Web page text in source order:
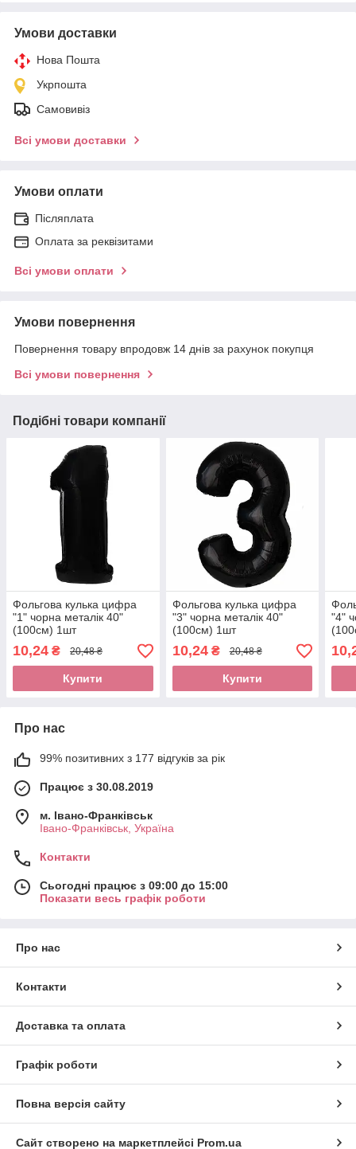
Умови доставки
Нова Пошта
Укрпошта
Самовивіз
Всі умови доставки
Умови оплати
Післяплата
Оплата за реквізитами
Всі умови оплати
Умови повернення
Повернення товару впродовж 14 днів за рахунок покупця
Всі умови повернення
Подібні товари компанії
Фольгова кулька цифра
"1" чорна металік 40"
(100см) 1шт
10,24 ₴ 20,48 ₴
Купити
Фольгова кулька цифра
"3" чорна металік 40"
(100см) 1шт
10,24₴ 20,48 ₴
Купити
"4"
Про нас
99% позитивних з 177 відгуків за рік
Працює з 30.08.2019
м. Івано-Франківськ
Івано-Франківськ, Україна
Контакти
Сьогодні працює з 09:00 до 15:00
Показати весь графік роботи
Про нас
Контакти
Доставка та оплата
Графік роботи
Повна версія сайту
Сайт створено на маркетплейсі Prom.ua